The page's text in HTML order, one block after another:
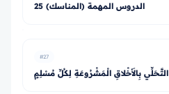
25 الدروس المهمة (المناسك)
#27
التَّحَلِّي بِالأَخْلاقِ الْمَشْرُوعَةِ لِكُلِّ مُسْلِمٍ